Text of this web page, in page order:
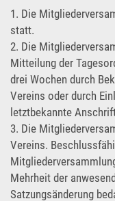
1. Die
statt.
2. Die
Mitteilung der
drei Wochen durch
Vereins oder durch
letztbekannte
3. Die
Vereins.
Mehrheit der
Satzungsänderung